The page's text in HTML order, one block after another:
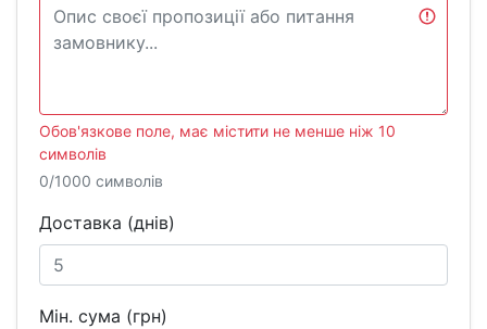
Обов'язкове поле, має містити не менше ніж 10
символів
0/1000 символів
Доставка (днів)
Мін. сума (грн)